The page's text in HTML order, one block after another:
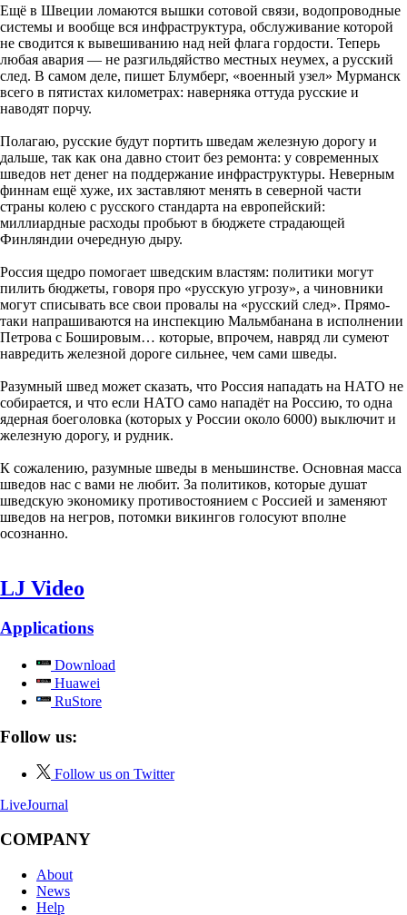
Ещё в Швеции ломаются вышки сотовой связи, водопроводные
системы и вообще вся инфраструктура, обслуживание которой
не сводится к вывешиванию над ней флага гордости. Теперь
любая авария — не разгильдяйство местных неумех, а русский
след. В самом деле, пишет Блумберг, «военный узел» Мурманск
всего в пятистах километрах: наверняка оттуда русские и
наводят порчу.
Полагаю, русские будут портить шведам железную дорогу и
дальше, так как она давно стоит без ремонта: у современных
шведов нет денег на поддержание инфраструктуры. Неверным
финнам ещё хуже, их заставляют менять в северной части
страны колею с русского стандарта на европейский:
миллиардные расходы пробьют в бюджете страдающей
Финляндии очередную дыру.
Россия щедро помогает шведским властям: политики могут
пилить бюджеты, говоря про «русскую угрозу», а чиновники
могут списывать все свои провалы на «русский след». Прямо-
таки напрашиваются на инспекцию Мальмбанана в исполнении
Петрова с Бошировым… которые, впрочем, навряд ли сумеют
навредить железной дороге сильнее, чем сами шведы.
Разумный швед может сказать, что Россия нападать на НАТО не
собирается, и что если НАТО само нападёт на Россию, то одна
ядерная боеголовка (которых у России около 6000) выключит и
железную дорогу, и рудник.
К сожалению, разумные шведы в меньшинстве. Основная масса
шведов нас с вами не любит. За политиков, которые душат
шведскую экономику противостоянием с Россией и заменяют
шведов на негров, потомки викингов голосуют вполне
осознанно.
LJ Video
Applications
Download
Huawei
RuStore
Follow us:
Follow us on Twitter
LiveJournal
COMPANY
About
News
Help